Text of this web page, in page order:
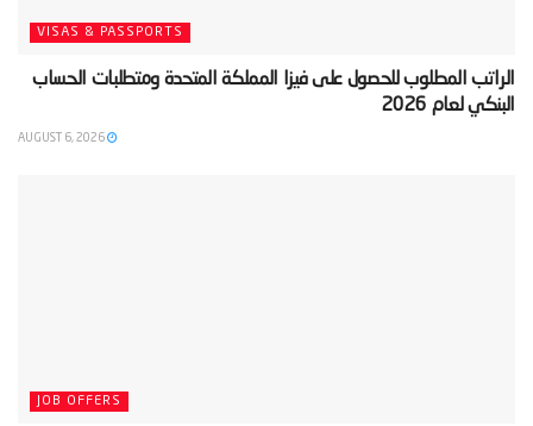
VISAS & PASSPORTS
‫الراتب المطلوب للحصول على فيزا المملكة المتحدة ومتطلبات الحساب
البنكي لعام 2026‬
JOB OFFERS